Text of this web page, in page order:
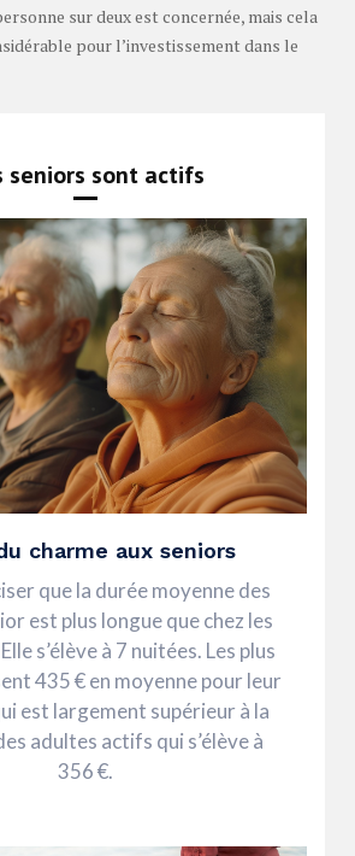
sur deux est concernée, mais cela
pour l’investissement dans le
seniors sont actifs
charme aux seniors
que la durée moyenne des
est plus longue que chez les
s’élève à 7 nuitées. Les plus
435 € en moyenne pour leur
est largement supérieur à la
adultes actifs qui s’élève à
356 €.